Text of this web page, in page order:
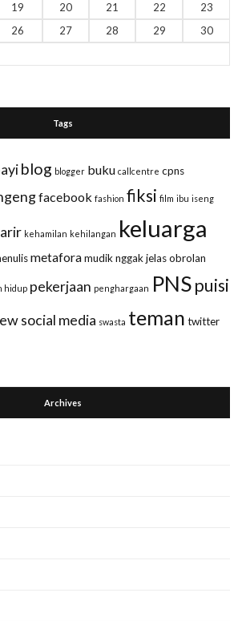
19 20 21 22
23
26 27 28 29
30
Tags
blog blogger buku callcentre cpns
facebook fashion fiksi film ibu iseng
kehamilan kehilangan keluarga
metaforamudiknggak jelasobrolan
hidup pekerjaan penghargaan PNSpuisi
social media swasta teman twitter
Archives